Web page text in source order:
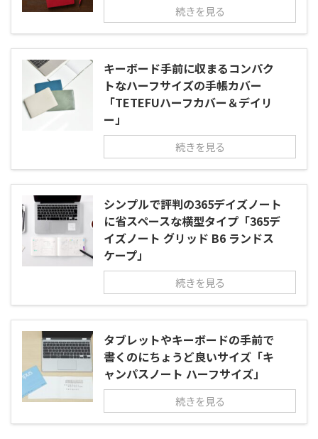
続きを見る
キーボード手前に収まるコンパク
トなハーフサイズの手帳カバー
「TETEFUハーフカバー＆デイリ
ー」
続きを見る
シンプルで評判の365デイズノート
に省スペースな横型タイプ「365デ
イズノート グリッド B6 ランドス
ケープ」
続きを見る
タブレットやキーボードの手前で
書くのにちょうど良いサイズ「キ
ャンパスノート ハーフサイズ」
続きを見る